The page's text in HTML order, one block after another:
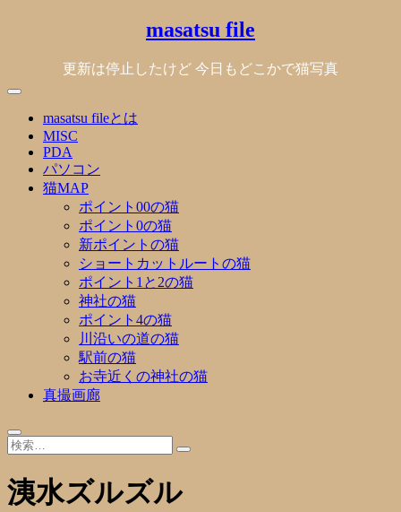
masatsu file
更新は停止したけど 今日もどこかで猫写真
masatsu fileとは
MISC
PDA
パソコン
猫MAP
ポイント00の猫
ポイント0の猫
新ポイントの猫
ショートカットルートの猫
ポイント1と2の猫
神社の猫
ポイント4の猫
川沿いの道の猫
駅前の猫
お寺近くの神社の猫
真撮画廊
洟水ズルズル